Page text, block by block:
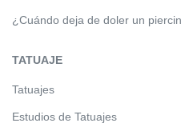
¿Cuándo deja de doler un
TATUAJE
Tatuajes
Estudios de Tatuajes